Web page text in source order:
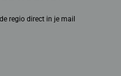
regio direct in je mail